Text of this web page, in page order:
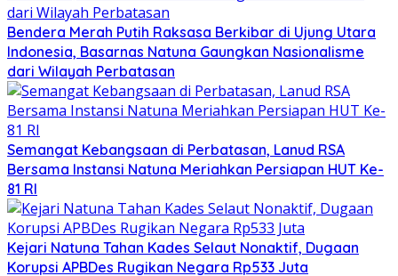
Bendera Merah Putih Raksasa Berkibar di Ujung Utara
Indonesia, Basarnas Natuna Gaungkan Nasionalisme
dari Wilayah Perbatasan
Semangat Kebangsaan di Perbatasan, Lanud RSA
Bersama Instansi Natuna Meriahkan Persiapan HUT Ke-
81 RI
Kejari Natuna Tahan Kades Selaut Nonaktif, Dugaan
Korupsi APBDes Rugikan Negara Rp533 Juta